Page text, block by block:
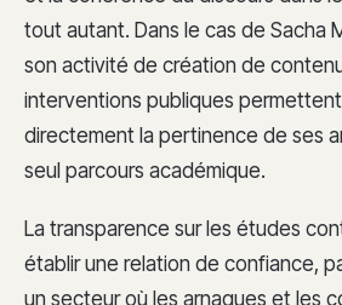
tout autant. Dans le cas de Sacha
son activité de création de
interventions publiques permettent
directement la pertinence de ses
seul parcours académique.
La transparence sur les études
établir une relation de confiance,
un secteur où les arnaques et les